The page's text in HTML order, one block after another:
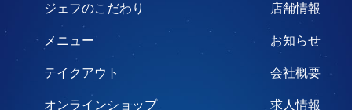
ジェフのこだわり
メニュー
テイクアウト
オンラインショップ
店舗情報
お知らせ
会社概要
求人情報